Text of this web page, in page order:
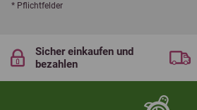
* Pflichtfelder
Sicher einkaufen und
bezahlen